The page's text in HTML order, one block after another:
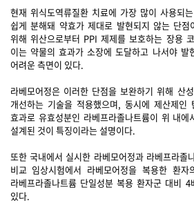
현재 위식도역류질환 치료에 가장 많이 사용되
쉽게 분해돼 약효가 제대로 발현되지 않는 단
위해 위산으로부터 PPI 제제를 보호하는 장용
이는 약물의 효과가 소장에 도달하고 나서야 발
어려운 측면이 있다.
라베모어정은 이러한 단점을 보완하기 위해 산
개선하는 기술을 적용했으며, 동시에 제산제인
효과로 유효성분인 라베프라졸나트륨이 위 내
설계된 것이 특징이라는 설명이다.
또한 국내에서 실시한 라베모어정과 라베프라졸
비교 임상시험에서 라베모어정을 복용한 환자
라베프라졸나트륨 단일성분 복용 환자군 대비
있다.